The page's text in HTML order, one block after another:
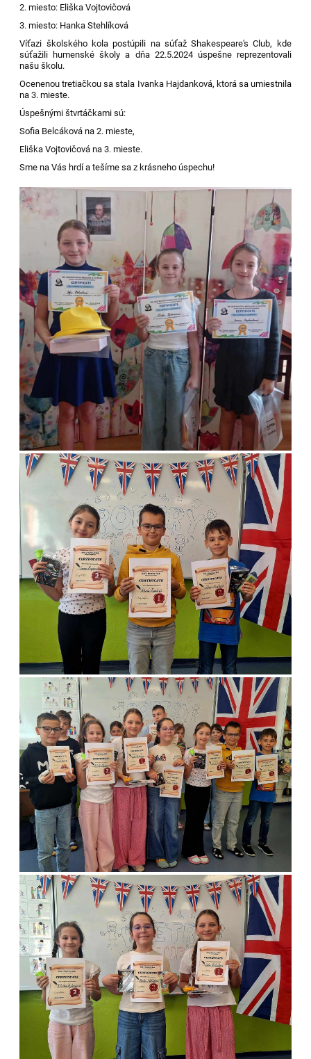
2. miesto: Eliška Vojtovičová
3. miesto: Hanka Stehlíková
Víťazi školského kola postúpili na súťaž Shakespeare's Club, kde
súťažili humenské školy a dňa 22.5.2024 úspešne reprezentovali
našu školu.
Ocenenou tretiačkou sa stala Ivanka Hajdanková, ktorá sa umiestnila
na 3. mieste.
Úspešnými štvrtáčkami sú:
Sofia Belcáková na 2. mieste,
Eliška Vojtovičová na 3. mieste.
Sme na Vás hrdí a tešíme sa z krásneho úspechu!